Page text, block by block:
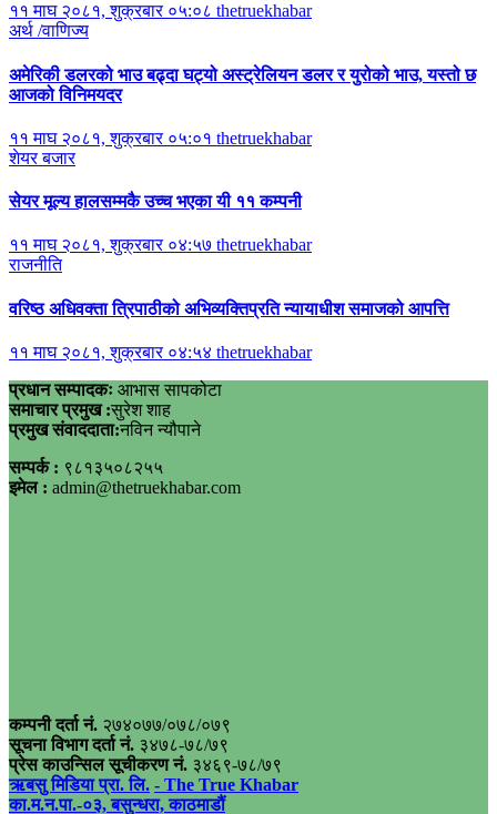
११ माघ २०८१, शुक्रबार ०५:०८ thetruekhabar
अर्थ /वाणिज्य
अमेरिकी डलरको भाउ बढ्दा घट्यो अस्ट्रेलियन डलर र युरोको भाउ, यस्तो छ
आजको विनिमयदर
११ माघ २०८१, शुक्रबार ०५:०१ thetruekhabar
शेयर बजार
सेयर मूल्य हालसम्मकै उच्च भएका यी ११ कम्पनी
११ माघ २०८१, शुक्रबार ०४:५७ thetruekhabar
राजनीति
वरिष्ठ अधिवक्ता त्रिपाठीको अभिव्यक्तिप्रति न्यायाधीश समाजको आपत्ति
११ माघ २०८१, शुक्रबार ०४:५४ thetruekhabar
प्रधान सम्पादकः आभास सापकोटा
समाचार प्रमुख :सुरेश शाह
प्रमुख संवाददाता:नविन न्यौपाने
सम्पर्क : ९८१३५०८२५५
इमेल : admin@thetruekhabar.com
कम्पनी दर्ता नं. २७४०७७/०७८/०७९
सूचना विभाग दर्ता नं. ३४७८-७८/७९
प्रेस काउन्सिल सूचीकरण नं. ३४६९-७८/७९
ऋबसु मिडिया प्रा. लि. - The True Khabar
का.म.न.पा.-०३, बसुन्धरा, काठमाडौं